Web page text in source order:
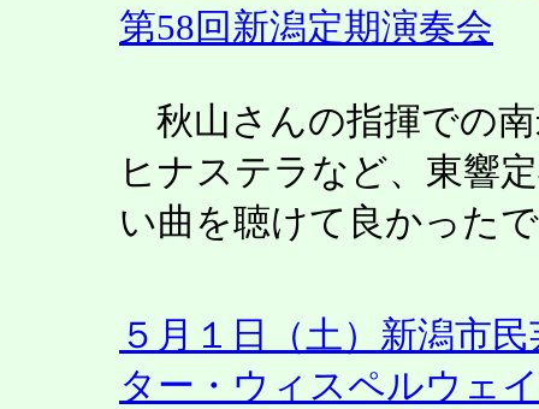
第58回新潟定期演奏会
秋山さんの指揮での
ヒナステラなど、東響
い曲を聴けて良かった
５月１日（土）新潟市
ター・ウィスペルウェ